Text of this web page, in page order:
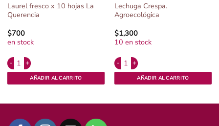
Laurel fresco x 10 hojas La
Querencia
$700
en stock
Laurel fresco x 10 hojas La Querencia cantidad
AÑADIR AL CARRITO
Lechuga Crespa.
Agroecológica
$1,300
10 en stock
Lechuga Crespa. Agroecológica
AÑADIR AL CARRITO
cantidad